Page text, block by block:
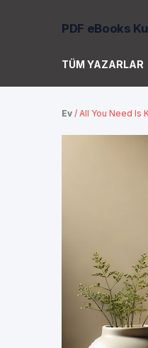
PDF eBooks
TÜM YAZARLAR
Ev / All You Need Is